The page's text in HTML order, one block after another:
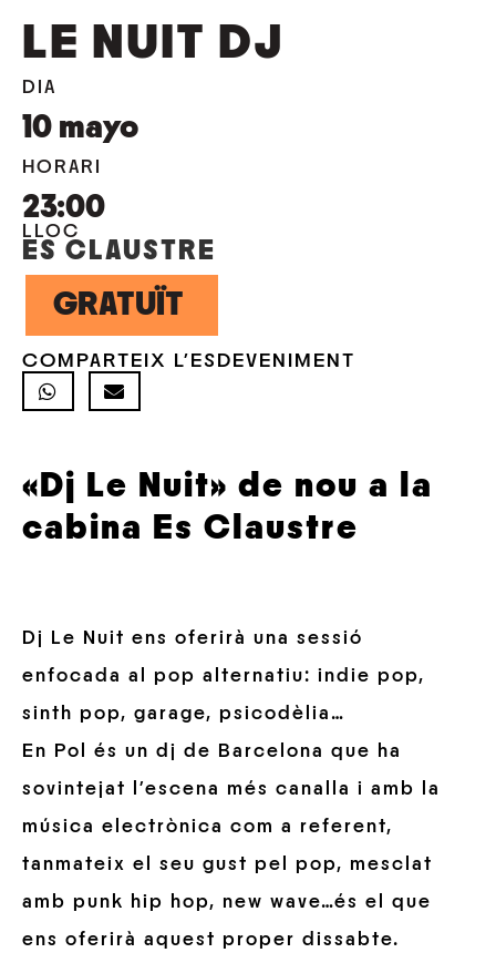
LE NUIT DJ
DIA
10 mayo
HORARI
23:00
LLOC
ES CLAUSTRE
GRATUÏT
COMPARTEIX L'ESDEVENIMENT
«Dj Le Nuit» de nou a la
cabina Es Claustre
Dj Le Nuit ens oferirà una sessió
enfocada al pop alternatiu: indie pop,
sinth pop, garage, psicodèlia…
En Pol és un dj de Barcelona que ha
sovintejat l’escena més canalla i amb la
música electrònica com a referent,
tanmateix el seu gust pel pop, mesclat
amb punk hip hop, new wave…és el que
ens oferirà aquest proper dissabte.